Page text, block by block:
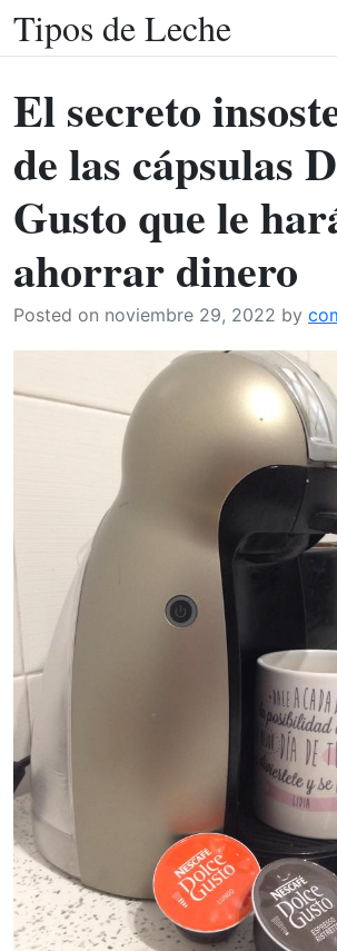
Skip
to
Tipos de Leche
El secreto
de las cápsulas
Gusto que le
ahorrar dinero
Posted on noviembre 29, 2022 by